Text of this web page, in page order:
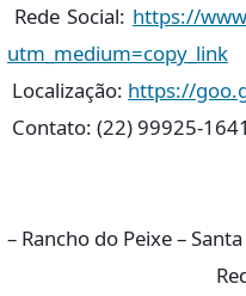
Rede Social: https://
utm_medium=copy_link
Localização: https://
Contato: (22) 99925-1641
– Rancho do Peixe –
Rede